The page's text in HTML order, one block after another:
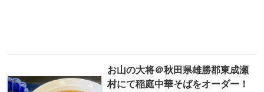
お山の大将＠秋田県雄勝郡東成瀬
村にて稲庭中華そばをオーダー！